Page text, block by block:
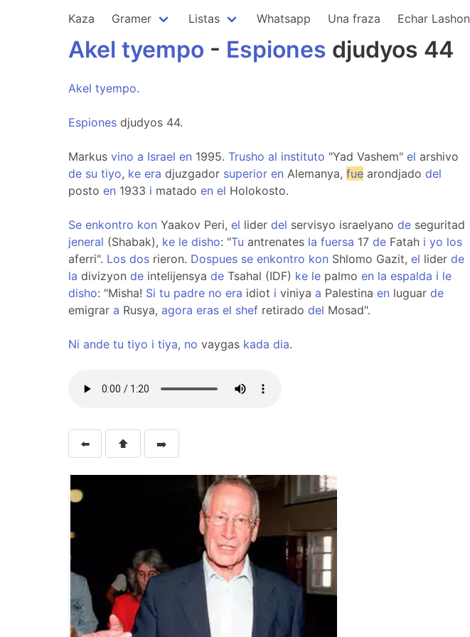
Kaza Gramer Listas Whatsapp Una fraza Echar Lashon
Akel tyempo - Espiones djudyos 44
Akel tyempo.
Espiones djudyos 44.
Markus vino a Israel en 1995. Trusho al instituto "Yad Vashem" el arshivo
de su tiyo, ke era djuzgador superior en Alemanya, fue arondjado del
posto en 1933 i matado en el Holokosto.
Se enkontro kon Yaakov Peri, el lider del servisyo israelyano de seguritad
jeneral (Shabak), ke le disho: "Tu antrenates la fuersa 17 de Fatah i yo los
aferri". Los dos rieron. Dospues se enkontro kon Shlomo Gazit, el lider de
la divizyon de intelijensya de Tsahal (IDF) ke le palmo en la espalda i le
disho: "Misha! Si tu padre no era idiot i viniya a Palestina en luguar de
emigrar a Rusya, agora eras el shef retirado del Mosad".
Ni ande tu tiyo i tiya, no vaygas kada dia.
⬅️ ⬆️ ➡️